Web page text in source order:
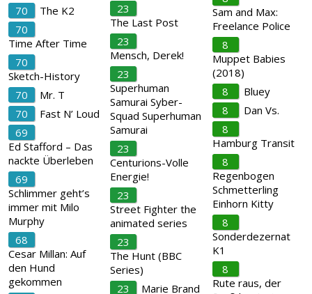
70
The K2
70
Time After Time
70
Sketch-History
70
Mr. T
70
Fast N’ Loud
69
Ed Stafford – Das
nackte Überleben
69
Schlimmer geht’s
immer mit Milo
Murphy
68
Cesar Millan: Auf
den Hund
gekommen
23
The Last Post
23
Mensch, Derek!
23
Superhuman
Samurai Syber-
Squad Superhuman
Samurai
23
Centurions-Volle
Energie!
23
Street Fighter the
animated series
23
The Hunt (BBC
Series)
23
Marie Brand
Sam and Max:
Freelance Police
8
Muppet Babies
(2018)
8
Bluey
8
Dan Vs.
8
Hamburg Transit
8
Regenbogen
Schmetterling
Einhorn Kitty
8
Sonderdezernat
K1
8
Rute raus, der